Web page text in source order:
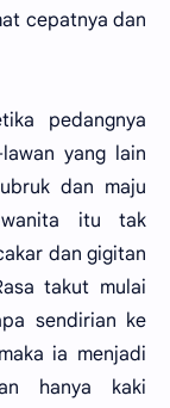
cepatnya dan
pedangnya
yang lain
dan maju
wanita itu tak
dan gigitan
takut mulai
sendirian ke
ia menjadi
hanya kaki